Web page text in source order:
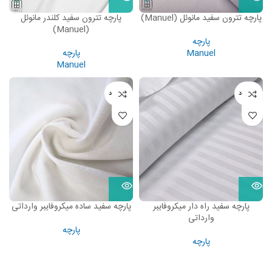
پارچه تترون سفید مانوئل (Manuel)
پارچه
Manuel
پارچه تترون سفید کلندر مانوئل
(Manuel)
پارچه
Manuel
ناموجود
پارچه سفید راه دار میکروفایبر
وارداتی
پارچه
ناموجود
پارچه سفید ساده میکروفایبر وارداتی
پارچه